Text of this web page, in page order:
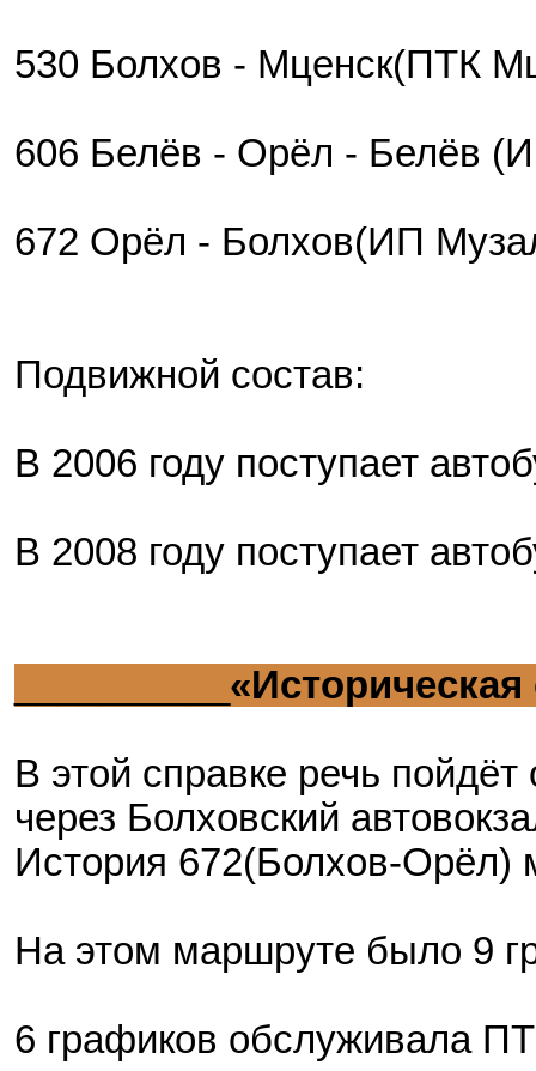
530 Болхов - Мценск(ПТК
606 Белёв - Орёл - Белёв
672 Орёл - Болхов(ИП
Подвижной состав:
В 2006 году поступает
В 2008 году поступает
В этой справке речь
через Болховский
История 672(Болхов-Орёл)
На этом маршруте было 9
6 графиков обслуживала